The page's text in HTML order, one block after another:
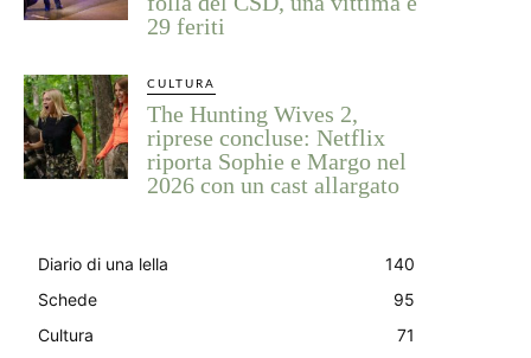
29 feriti
CULTURA
The Hunting Wives 2,
riprese concluse: Netflix
riporta Sophie e Margo nel
2026 con un cast allargato
Diario di una lella
140
Schede
95
Cultura
71